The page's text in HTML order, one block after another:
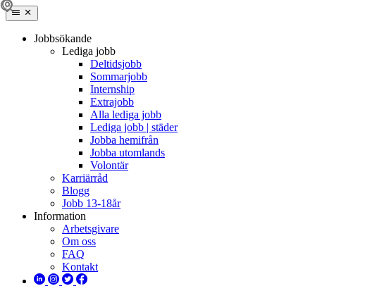
Jobbsökande
Lediga jobb
Deltidsjobb
Sommarjobb
Internship
Extrajobb
Alla lediga jobb
Lediga jobb | städer
Jobba hemifrån
Jobba utomlands
Volontär
Karriärråd
Blogg
Jobb 13-18år
Information
Arbetsgivare
Om oss
FAQ
Kontakt